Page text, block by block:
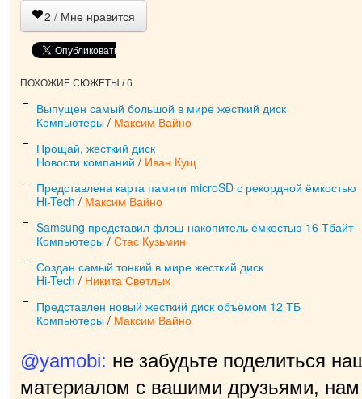
2 / Мне нравится
ПОХОЖИЕ СЮЖЕТЫ / 6
Выпущен самый большой в мире жесткий диск
Компьютеры / Максим Вайно
Прощай, жесткий диск
Новости компаний / Иван Кущ
Представлена карта памяти microSD с рекордной ёмкостью
Hi-Tech / Максим Вайно
Samsung представил флэш-накопитель ёмкостью 16 Тбайт
Компьютеры / Стас Кузьмин
Создан самый тонкий в мире жесткий диск
Hi-Tech / Никита Светлых
Представлен новый жесткий диск объёмом 12 ТБ
Компьютеры / Максим Вайно
@yamobi: не забудьте поделиться
материалом с вашими друзьями, нам